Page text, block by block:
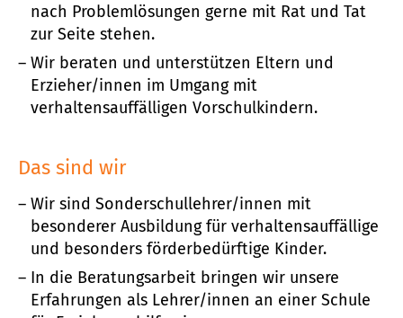
nach Problemlösungen gerne mit Rat und Tat
zur Seite stehen.
Wir beraten und unterstützen Eltern und
Erzieher/innen im Umgang mit
verhaltensauffälligen Vorschulkindern.
Das sind wir
Wir sind Sonderschullehrer/innen mit
besonderer Ausbildung für verhaltensauffällige
und besonders förderbedürftige Kinder.
In die Beratungsarbeit bringen wir unsere
Erfahrungen als Lehrer/innen an einer Schule